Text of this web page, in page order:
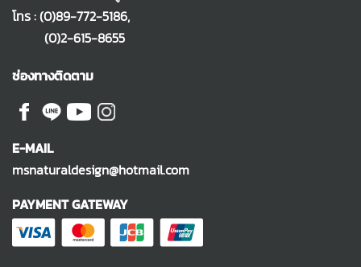
โทร :(0)89-772-5186,
(0)2-615-8655
ช่องทางติดตาม
E-MAIL
msnaturaldesign@hotmail.com
PAYMENT GATEWAY